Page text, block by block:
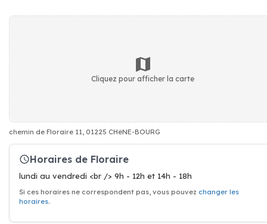
Cliquez pour afficher la carte
chemin de Floraire 11, 01225 CHêNE-BOURG
Horaires de Floraire
lundi au vendredi <br /> 9h - 12h et 14h - 18h
Si ces horaires ne correspondent pas, vous pouvez changer les
horaires.